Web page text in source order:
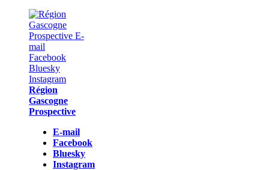
Région
Gascogne
Prospective
E-mail
Facebook
Bluesky
Instagram